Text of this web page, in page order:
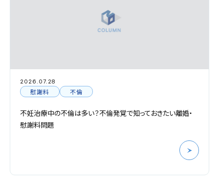
2026.07.28
慰謝料
不倫
不妊治療中の不倫は多い？不倫発覚で知っておきたい離婚・
慰謝料問題